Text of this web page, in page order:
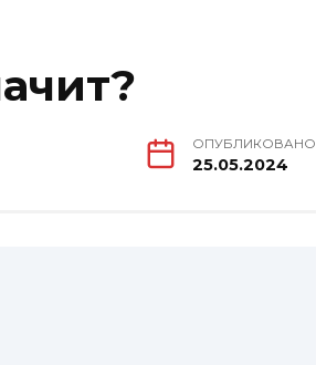
ОПУБЛИКОВАНО
25.05.2024